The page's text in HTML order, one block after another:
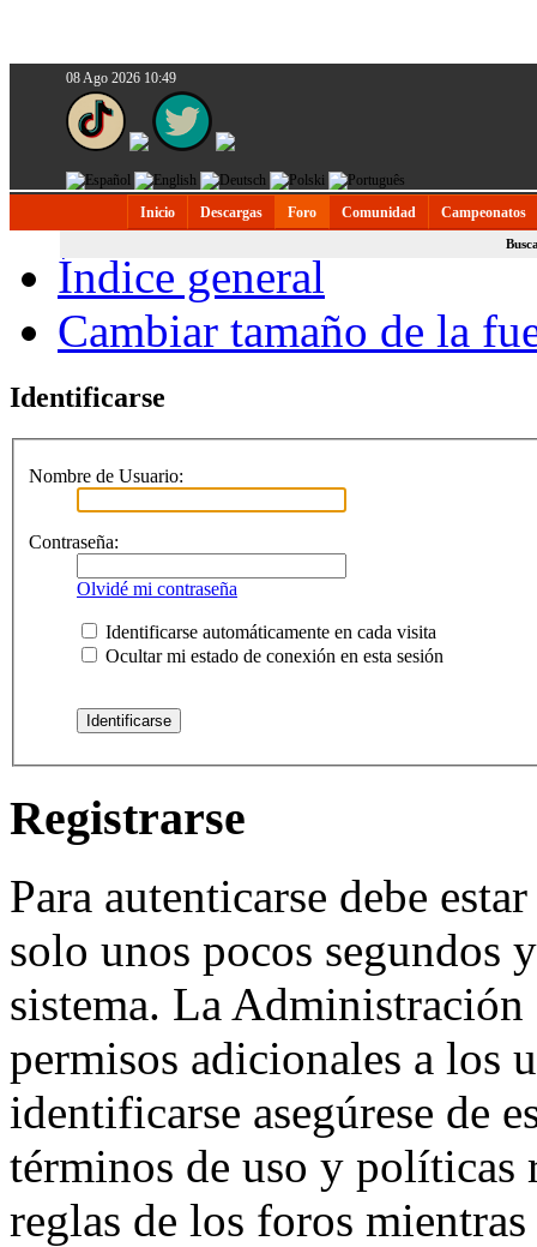
08 Ago 2026 10:49
Inicio Descargas Foro Comunidad Campeonatos
Índice general
Cambiar tamaño de la
Identificarse
Nombre de Usuario:
Contraseña:
Olvidé mi contraseña
Identificarse automáticamente en cada visita
Ocultar mi estado de conexión en esta sesión
Registrarse
Para autenticarse debe
solo unos pocos segundos
sistema. La
permisos adicionales a los
identificarse asegúrese de
términos de uso y políticas
reglas de los foros